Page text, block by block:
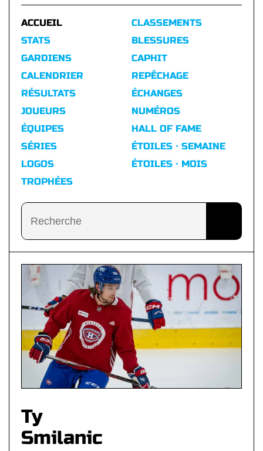
ACCUEIL
STATS
GARDIENS
CALENDRIER
RÉSULTATS
CLASSEMENTS
BLESSURES
CAPHIT
REPÊCHAGE
ÉCHANGES
JOUEURS
ÉQUIPES
SÉRIES
LOGOS
TROPHÉES
NUMÉROS
HALL OF FAME
ÉTOILES · SEMAINE
ÉTOILES · MOIS
Ty
Smilanic